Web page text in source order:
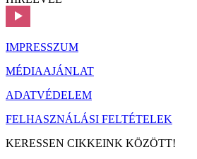
IMPRESSZUM
MÉDIAAJÁNLAT
ADATVÉDELEM
FELHASZNÁLÁSI FELTÉTELEK
KERESSEN CIKKEINK KÖZÖTT!